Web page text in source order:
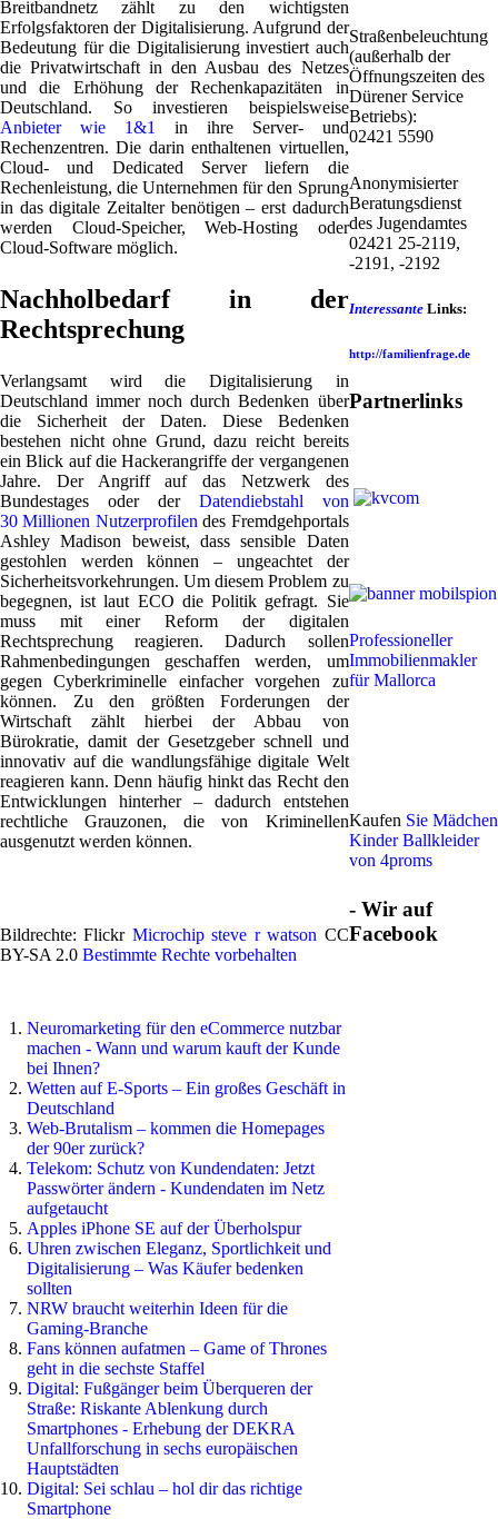
Breitbandnetz zählt zu den wichtigsten
Erfolgsfaktoren der Digitalisierung. Aufgrund der
Bedeutung für die Digitalisierung investiert auch
die Privatwirtschaft in den Ausbau des Netzes
und die Erhöhung der Rechenkapazitäten in
Deutschland. So investieren beispielsweise
Anbieter wie 1&1
in ihre Server- und
Rechenzentren. Die darin enthaltenen virtuellen,
Cloud- und Dedicated Server liefern die
Rechenleistung, die Unternehmen für den Sprung
in das digitale Zeitalter benötigen – erst dadurch
werden Cloud-Speicher, Web-Hosting oder
Cloud-Software möglich.
Nachholbedarf in der
Rechtsprechung
Verlangsamt wird die Digitalisierung in
Deutschland immer noch durch Bedenken über
die Sicherheit der Daten. Diese Bedenken
bestehen nicht ohne Grund, dazu reicht bereits
ein Blick auf die Hackerangriffe der vergangenen
Jahre. Der Angriff auf das Netzwerk des
Bundestages oder der Datendiebstahl von
30 Millionen Nutzerprofilen des Fremdgehportals
Ashley Madison beweist, dass sensible Daten
gestohlen werden können – ungeachtet der
Sicherheitsvorkehrungen. Um diesem Problem zu
begegnen, ist laut ECO die Politik gefragt. Sie
muss mit einer Reform der digitalen
Rechtsprechung reagieren. Dadurch sollen
Rahmenbedingungen geschaffen werden, um
gegen Cyberkriminelle einfacher vorgehen zu
können. Zu den größten Forderungen der
Wirtschaft zählt hierbei der Abbau von
Bürokratie, damit der Gesetzgeber schnell und
innovativ auf die wandlungsfähige digitale Welt
reagieren kann. Denn häufig hinkt das Recht den
Entwicklungen hinterher – dadurch entstehen
rechtliche Grauzonen, die von Kriminellen
ausgenutzt werden können.
Bildrechte: Flickr Microchip steve r watson CC
BY-SA 2.0 Bestimmte Rechte vorbehalten
Neuromarketing für den eCommerce nutzbar
machen - Wann und warum kauft der Kunde
bei Ihnen?
Wetten auf E-Sports – Ein großes Geschäft in
Deutschland
Web-Brutalism – kommen die Homepages
der 90er zurück?
Telekom: Schutz von Kundendaten: Jetzt
Passwörter ändern - Kundendaten im Netz
aufgetaucht
Apples iPhone SE auf der Überholspur
Uhren zwischen Eleganz, Sportlichkeit und
Digitalisierung – Was Käufer bedenken
sollten
NRW braucht weiterhin Ideen für die
Gaming-Branche
Fans können aufatmen – Game of Thrones
geht in die sechste Staffel
Digital: Fußgänger beim Überqueren der
Straße: Riskante Ablenkung durch
Smartphones - Erhebung der DEKRA
Unfallforschung in sechs europäischen
Hauptstädten
Digital: Sei schlau – hol dir das richtige
Smartphone
Straßenbeleuchtung
(außerhalb der
Öffnungszeiten des
Dürener Service
Betriebs):
02421 5590
Anonymisierter
Beratungsdienst
des Jugendamtes
02421 25-2119,
-2191, -2192
InteressanteLinks:
http://familienfrage.de
Partnerlinks
Professioneller
Immobilienmakler
für Mallorca
Kaufen Sie Mädchen
Kinder Ballkleider
von 4proms
- Wir auf
Facebook